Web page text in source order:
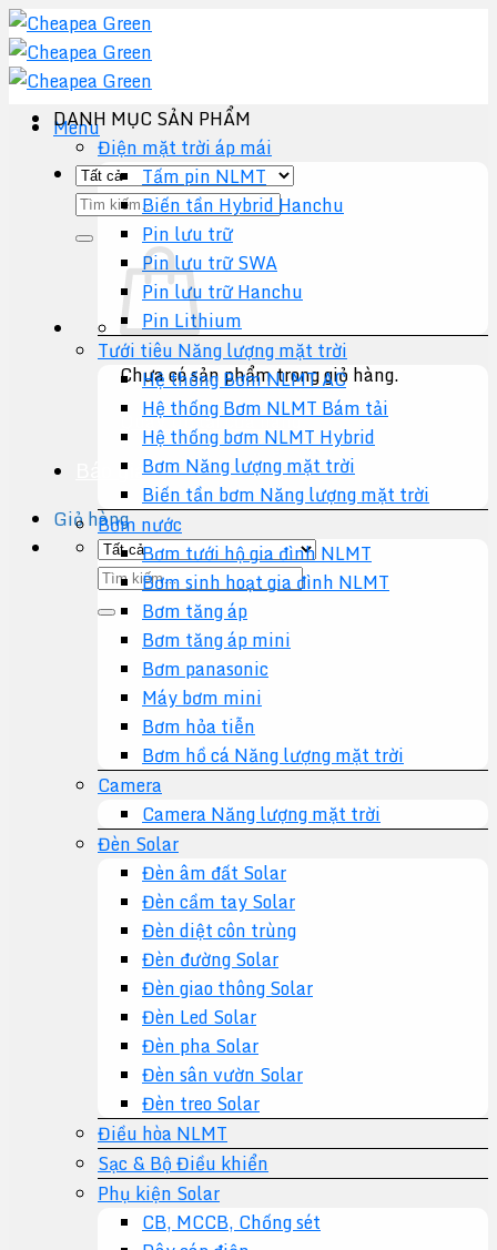
Chuyển
đến
nội
dung
Menu
Tìm
kiếm:
Chưa có sản phẩm trong giỏ hàng.
Quay trở lại cửa hàng
Báo giá +
Giỏ hàng
Tìm
kiếm:
DANH MỤC SẢN PHẨM
Điện mặt trời áp mái
Tấm pin NLMT
Biến tần Hybrid Hanchu
Pin lưu trữ
Pin lưu trữ SWA
Pin lưu trữ Hanchu
Pin Lithium
Tưới tiêu Năng lượng mặt trời
Hệ thống Bơm NLMT AC
Hệ thống Bơm NLMT Bám tải
Hệ thống bơm NLMT Hybrid
Bơm Năng lượng mặt trời
Biến tần bơm Năng lượng mặt trời
Bơm nước
Bơm tưới hộ gia đình NLMT
Bơm sinh hoạt gia đình NLMT
Bơm tăng áp
Bơm tăng áp mini
Bơm panasonic
Máy bơm mini
Bơm hỏa tiễn
Bơm hồ cá Năng lượng mặt trời
Camera
Camera Năng lượng mặt trời
Đèn Solar
Đèn âm đất Solar
Đèn cầm tay Solar
Đèn diệt côn trùng
Đèn đường Solar
Đèn giao thông Solar
Đèn Led Solar
Đèn pha Solar
Đèn sân vườn Solar
Đèn treo Solar
Điều hòa NLMT
Sạc & Bộ Điều khiển
Phụ kiện Solar
CB, MCCB, Chống sét